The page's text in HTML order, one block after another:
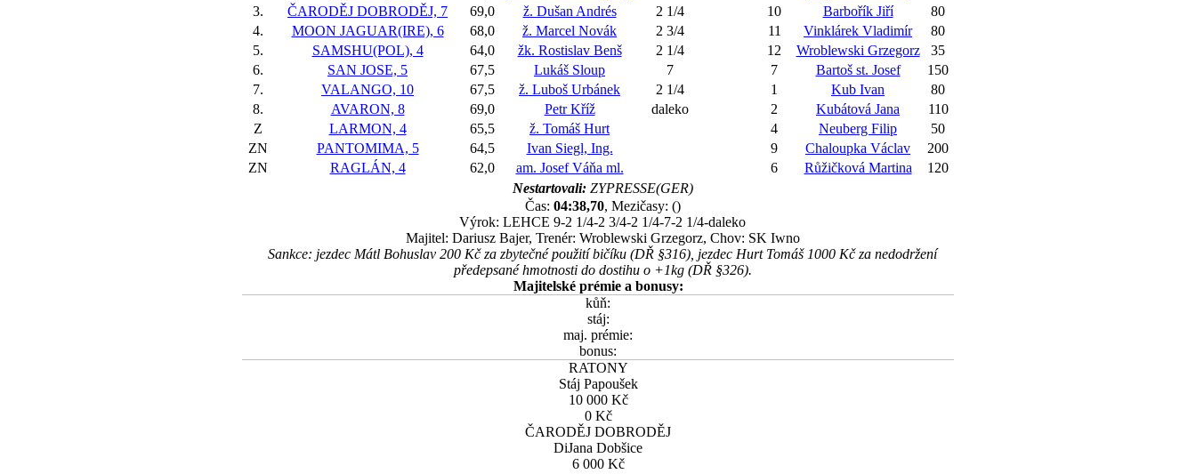
3.
ČARODĚJ DOBRODĚJ, 7 69,0 ž. Dušan Andrés 2 1/4 10 Barbořík Jiří
80
4.
MOON JAGUAR(IRE), 6 68,0 ž. Marcel Novák 2 3/4 11 Vinklárek Vladimír
80
5.
SAMSHU(POL), 4 64,0 žk. Rostislav Benš 2 1/4 12 Wroblewski Grzegorz
35
6.
SAN JOSE, 5 67,5 Lukáš Sloup 7 7 Bartoš st. Josef
150
7.
VALANGO, 10 67,5 ž. Luboš Urbánek 2 1/4 1 Kub Ivan
80
8.
AVARON, 8 69,0 Petr Kříž daleko 2 Kubátová Jana
110
Z
LARMON, 4 65,5 ž. Tomáš Hurt 4 Neuberg Filip
50
ZN
PANTOMIMA, 5 64,5 Ivan Siegl, Ing. 9 Chaloupka Václav
200
ZN
RAGLÁN, 4 62,0 am. Josef Váňa ml. 6 Růžičková Martina
120
Nestartovali:ZYPRESSE(GER)
Čas: 04:38,70, Mezičasy: ()
Výrok: LEHCE 9-2 1/4-2 3/4-2 1/4-7-2 1/4-daleko
Majitel: Dariusz Bajer, Trenér: Wroblewski Grzegorz, Chov: SK Iwno
Sankce: jezdec Mátl Bohuslav 200 Kč za zbytečné použití bičíku (DŘ §316), jezdec Hurt Tomáš 1000 Kč za nedodržení
předepsané hmotnosti do dostihu o +1kg (DŘ §326).
Majitelské prémie a bonusy:
kůň:
stáj:
maj. prémie:
bonus:
RATONY
Stáj Papoušek
10 000 Kč
0 Kč
ČARODĚJ DOBRODĚJ
DiJana Dobšice
6 000 Kč